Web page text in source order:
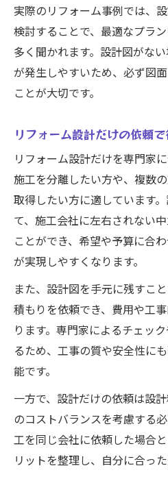
実際のリフォーム事例では、
検討することで、最適なプラ
多く聞かれます。設計図がな
が発生しやすいため、必ず図
ことが大切です。
リフォーム設計だけの依頼
リフォーム設計だけを専門家
施工を分離したい方や、複数
取得したい方に適しています
て、施工会社に左右されない
ことができ、希望や予算に合
が実現しやすくなります。
また、設計図を手元に残すこ
積もりを依頼でき、費用や工
ります。専門家によるチェッ
るため、工事の質や安全性に
能です。
一方で、設計だけの依頼は設
のコストバランスを考慮する
工を同じ会社に依頼した場合
リットを整理し、自分に合っ